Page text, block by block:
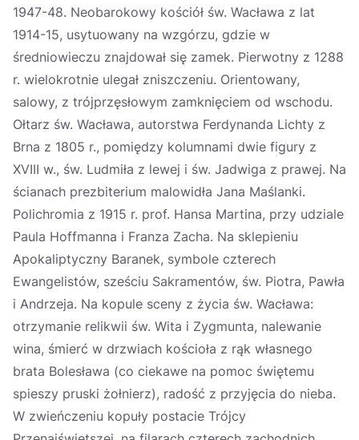
1947-48. Neobarokowy kościół św. Wacława z lat
1914-15, usytuowany na wzgórzu, gdzie w
średniowieczu znajdował się zamek. Pierwotny z 1288
r. wielokrotnie ulegał zniszczeniu. Orientowany,
salowy, z trójprzęsłowym zamknięciem od wschodu.
Ołtarz św. Wacława, autorstwa Ferdynanda Lichty z
Brna z 1805 r., pomiędzy kolumnami dwie figury z
XVIII w., św. Ludmiła z lewej i św. Jadwiga z prawej. Na
ścianach prezbiterium malowidła Jana Maślanki.
Polichromia z 1915 r. prof. Hansa Martina, przy udziale
Paula Hoffmanna i Franza Zacha. Na sklepieniu
Apokaliptyczny Baranek, symbole czterech
Ewangelistów, sześciu Sakramentów, św. Piotra, Pawła
i Andrzeja. Na kopule sceny z życia św. Wacława:
otrzymanie relikwii św. Wita i Zygmunta, nalewanie
wina, śmierć w drzwiach kościoła z rąk własnego
brata Bolesława (co ciekawe na pomoc świętemu
spieszy pruski żołnierz), radość z przyjęcia do nieba.
W zwieńczeniu kopuły postacie Trójcy